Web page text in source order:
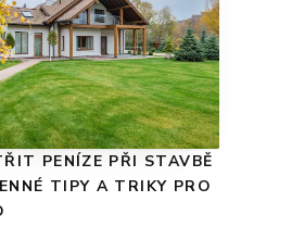
PENÍZE PŘI STAVBĚ
TIPY A TRIKY PRO